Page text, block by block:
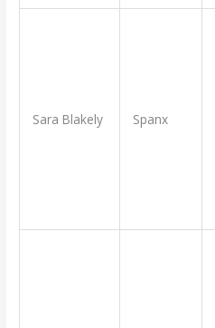
Sara Blakely Spanx